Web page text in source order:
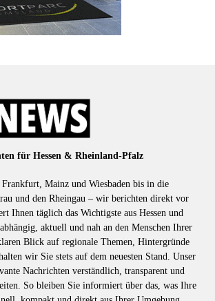
für Hessen & Rheinland-Pfalz
Mainz und Wiesbaden bis in die
und den Rheingau – wir berichten direkt vor
Ihnen täglich das Wichtigste aus Hessen und
aktuell und nah an den Menschen Ihrer
Blick auf regionale Themen, Hintergründe
wir Sie stets auf dem neuesten Stand. Unser
Nachrichten verständlich, transparent und
So bleiben Sie informiert über das, was Ihre